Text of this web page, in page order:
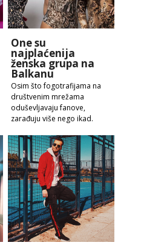
One su
najplaćenija
ženska grupa na
Balkanu
Osim što fogotrafijama na
društvenim mrežama
oduševljavaju fanove,
zarađuju više nego ikad.